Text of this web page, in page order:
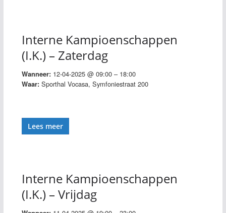
Interne Kampioenschappen
(I.K.) – Zaterdag
Wanneer: 12-04-2025 @ 09:00 – 18:00
Waar: Sporthal Vocasa, Symfoniestraat 200
Lees meer
Interne Kampioenschappen
(I.K.) – Vrijdag